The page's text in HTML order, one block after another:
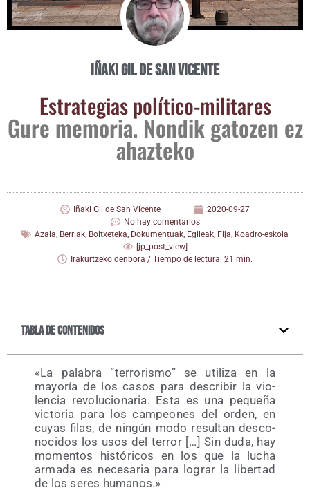
Iñaki Gil de San Vicente
Estra­te­gias político-militares
Gure memo­ria. Non­dik gato­zen ez
ahazteko
Iñaki Gil de San Vicente
2020-09-27
No hay comentarios
Azala Berriak Boltxeteka Dokumentuak Egileak Fija Koadro-eskola
[jp_post_view]
Irakurtzeko denbora / Tiempo de lectura: 21 min.
Tabla de contenidos
«La pala­bra “terro­ris­mo” se uti­li­za en la
mayo­ría de los casos para des­cri­bir la vio­
len­cia revo­lu­cio­na­ria. Esta es una peque­ña
vic­to­ria para los cam­peo­nes del orden, en
cuyas filas, de nin­gún modo resul­tan des­co­
no­ci­dos los usos del terror […] Sin duda, hay
momen­tos his­tó­ri­cos en los que la lucha
arma­da es nece­sa­ria para lograr la liber­tad
de los seres humanos.»